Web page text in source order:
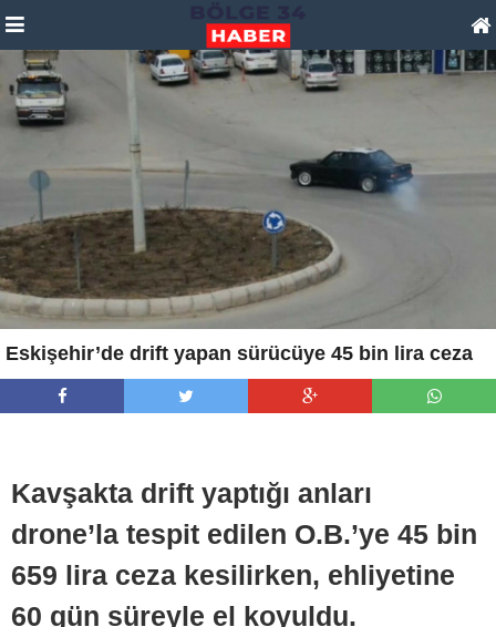
Eskişehir’de drift yapan sürücüye 45 bin lira ceza
Kavşakta drift yaptığı anları
drone’la tespit edilen O.B.’ye 45 bin
659 lira ceza kesilirken, ehliyetine
60 gün süreyle el koyuldu.